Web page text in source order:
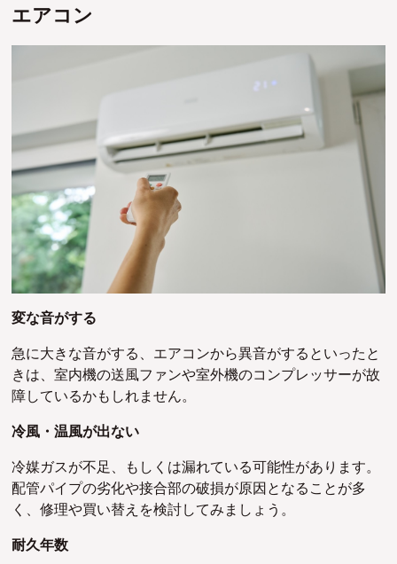
エアコン
変な音がする
急に大きな音がする、エアコンから異音がするといったと
きは、室内機の送風ファンや室外機のコンプレッサーが故
障しているかもしれません。
冷風・温風が出ない
冷媒ガスが不足、もしくは漏れている可能性があります。
配管パイプの劣化や接合部の破損が原因となることが多
く、修理や買い替えを検討してみましょう。
耐久年数